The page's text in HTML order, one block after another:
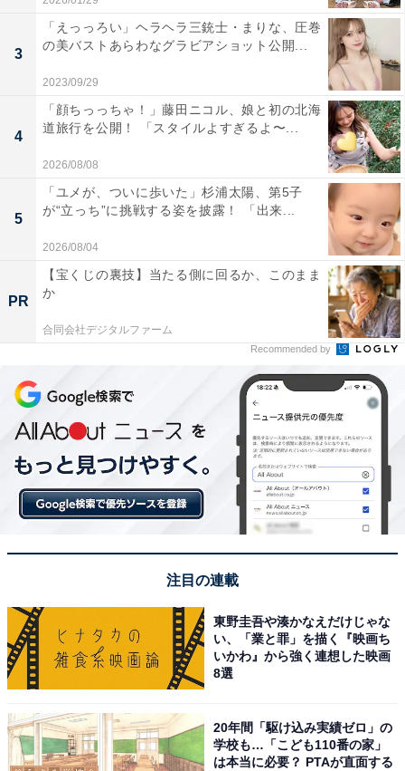
3
「えっっろい」ヘラヘラ三銃士・まりな、圧巻
の美バストあらわなグラビアショット公開...
2023/09/29
4
「顔ちっっちゃ！」藤田ニコル、娘と初の北海
道旅行を公開！ 「スタイルよすぎるよ〜...
2026/08/08
5
「ユメが、ついに歩いた」杉浦太陽、第5子
が“立っち”に挑戦する姿を披露！ 「出来...
2026/08/04
PR
【宝くじの裏技】当たる側に回るか、このまま
か
合同会社デジタルファーム
Recommended by
注目の連載
東野圭吾や湊かなえだけじゃな
い、「業と罪」を描く『映画ち
いかわ』から強く連想した映画
8選
20年間「駆け込み実績ゼロ」の
学校も…「こども110番の家」
は本当に必要？ PTAが直面する